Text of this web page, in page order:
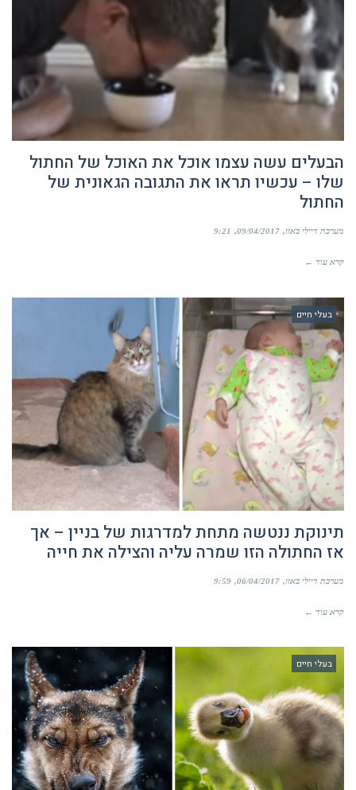
הבעלים עשה עצמו אוכל את האוכל של החתול
שלו – עכשיו תראו את התגובה הגאונית של
החתול
מערכת דיילי באזז 09/04/2017
9:21
קרא עוד ←
בעלי חיים
תינוקת ננטשה מתחת למדרגות של בניין – אך
אז החתולה הזו שמרה עליה והצילה את חייה
מערכת דיילי באזז 06/04/2017
9:59
קרא עוד ←
בעלי חיים